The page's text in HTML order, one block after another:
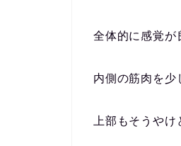
全体的に感覚が
内側の筋肉を少
上部もそうやけ